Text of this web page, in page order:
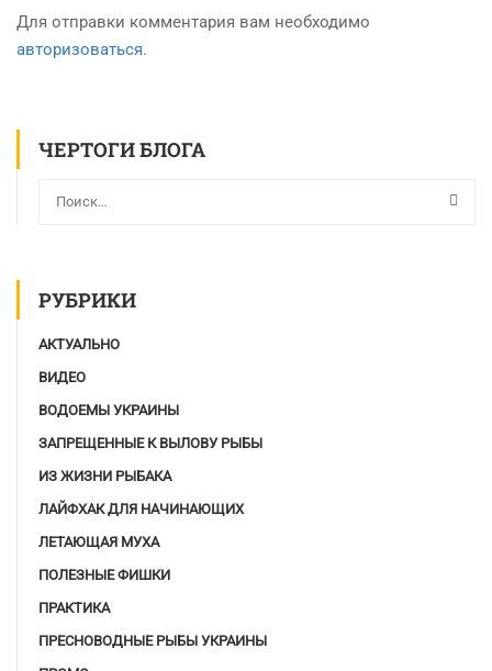
Для отправки комментария вам необходимо
авторизоваться.
ЧЕРТОГИ БЛОГА
РУБРИКИ
АКТУАЛЬНО
ВИДЕО
ВОДОЕМЫ УКРАИНЫ
ЗАПРЕЩЕННЫЕ К ВЫЛОВУ РЫБЫ
ИЗ ЖИЗНИ РЫБАКА
ЛАЙФХАК ДЛЯ НАЧИНАЮЩИХ
ЛЕТАЮЩАЯ МУХА
ПОЛЕЗНЫЕ ФИШКИ
ПРАКТИКА
ПРЕСНОВОДНЫЕ РЫБЫ УКРАИНЫ